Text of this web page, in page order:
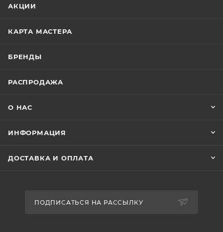
АКЦИИ
КАРТА МАСТЕРА
БРЕНДЫ
РАСПРОДАЖА
О НАС
ИНФОРМАЦИЯ
ДОСТАВКА И ОПЛАТА
ПОДПИСАТЬСЯ НА РАССЫЛКУ